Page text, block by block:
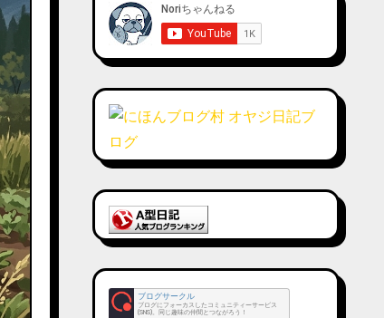
ブログサークル
ブログにフォーカスしたコミュニティーサービス
(SNS)。同じ趣味の仲間とつながろう！